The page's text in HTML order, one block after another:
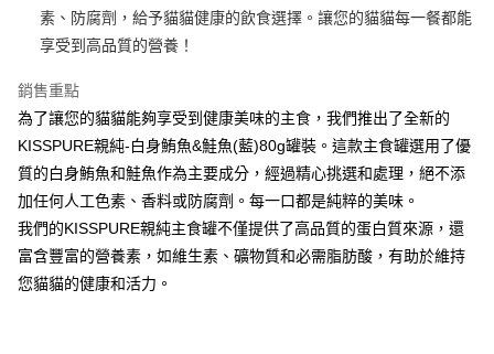
ATM付款
全家取貨付款
每筆NT$60，滿NT$899(含以上)免運費
7-11取貨付款
宅配
每筆NT$100，滿NT$899(含以上)免運費
素、防腐劑，給予貓貓健康的飲食選擇。讓您的貓貓每一餐都能
享受到高品質的營養！
銷售重點
為了讓您的貓貓能夠享受到健康美味的主食，我們推出了全新的
KISSPURE親純-白身鮪魚&鮭魚(藍)80g罐裝。這款主食罐選用了優
質的白身鮪魚和鮭魚作為主要成分，經過精心挑選和處理，絕不添
加任何人工色素、香料或防腐劑。每一口都是純粹的美味。
我們的KISSPURE親純主食罐不僅提供了高品質的蛋白質來源，還
富含豐富的營養素，如維生素、礦物質和必需脂肪酸，有助於維持
您貓貓的健康和活力。